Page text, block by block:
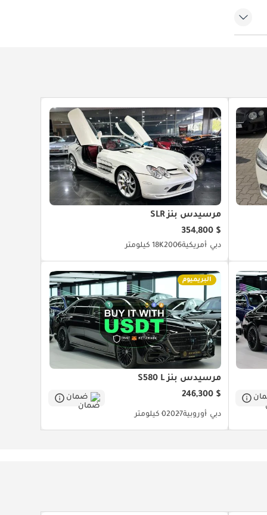
مرسيدس بنز SLR
$ 354,800
دبي أمريكية200618K كيلومتر
البريميوم
مرسيدس بنز S580 L
$ 246,300
ضمان
دبي أوروبية20270 كيلومتر